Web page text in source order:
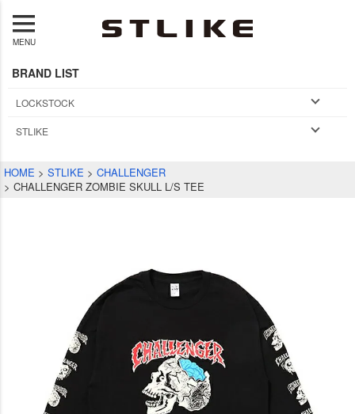
MENU
BRAND LIST
LOCKSTOCK
STLIKE
HOME STLIKE
CHALLENGER
CHALLENGER ZOMBIE SKULL L/S TEE